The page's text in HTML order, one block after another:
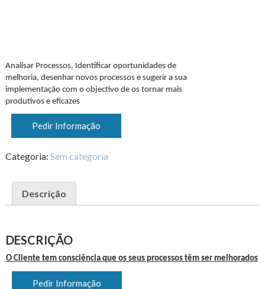
Analisar Processos, Identificar oportunidades de
melhoria, desenhar novos processos e sugerir a sua
implementação com o objectivo de os tornar mais
produtivos e eficazes
Pedir Informação
Categoria: Sem categoria
Descrição
DESCRIÇÃO
O Cliente tem consciência que os seus processos têm ser melhorados
Pedir Informação